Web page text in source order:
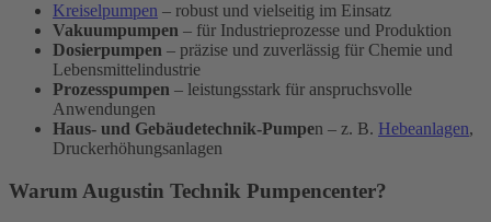
Kreiselpumpen – robust und vielseitig im Einsatz
Vakuumpumpen – für Industrieprozesse und Produktion
Dosierpumpen – präzise und zuverlässig für Chemie und
Lebensmittelindustrie
Prozesspumpen – leistungsstark für anspruchsvolle
Anwendungen
Haus- und Gebäudetechnik-Pumpen – z. B. Hebeanlagen,
Druckerhöhungsanlagen
Warum Augustin Technik Pumpencenter?